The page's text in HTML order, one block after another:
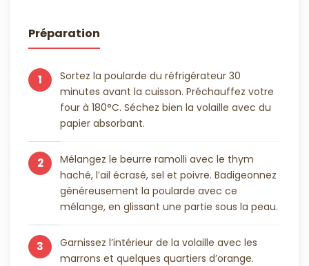
Préparation
1
Sortez la poularde du réfrigérateur 30
minutes avant la cuisson. Préchauffez votre
four à 180°C. Séchez bien la volaille avec du
papier absorbant.
2
Mélangez le beurre ramolli avec le thym
haché, l’ail écrasé, sel et poivre. Badigeonnez
généreusement la poularde avec ce
mélange, en glissant une partie sous la peau.
3
Garnissez l’intérieur de la volaille avec les
marrons et quelques quartiers d’orange.